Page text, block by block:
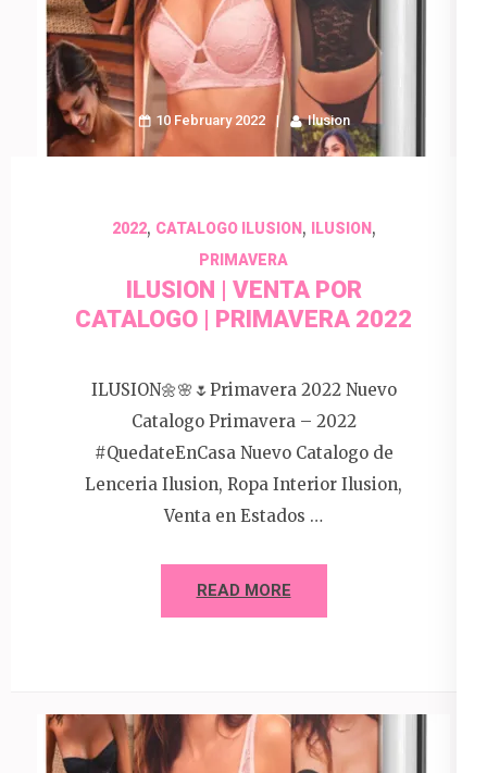
10 February 2022 Ilusion
2022, CATALOGO ILUSION, ILUSION,
PRIMAVERA
ILUSION | VENTA POR
CATALOGO | PRIMAVERA 2022
ILUSION🌼🌸🌷Primavera 2022 Nuevo
Catalogo Primavera – 2022
#QuedateEnCasa Nuevo Catalogo de
Lenceria Ilusion, Ropa Interior Ilusion,
Venta en Estados …
READ MORE